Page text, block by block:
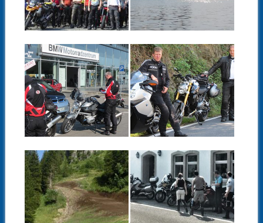
▶
23.08.15
BMW-
KUNDENTOUR
LEIPZIG DURCH
DAS VOGTLAND –
AUGUST 2015
▶
11.08.15
BMW-
KUNDENTOUR
LEIPZIG – JULI
2015
▶
09.08.15
MOTORRADTOUR
ALLGÄU /
BREGENZER
WALD – AUGUST
2015
09.08.15
BMW
KUNDENTOUR
CHEMNITZ –
AUGUST 2015